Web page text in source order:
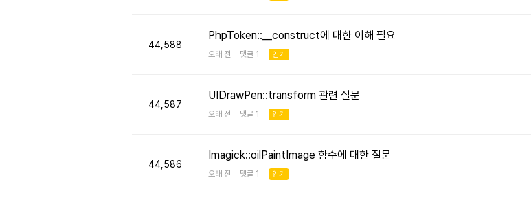
44,588
PhpToken::__construct에 대한 이해 필요
오래 전 댓글 1 인기
44,587
UIDrawPen::transform 관련 질문
오래 전 댓글 1 인기
44,586
Imagick::oilPaintImage 함수에 대한 질문
오래 전 댓글 1 인기